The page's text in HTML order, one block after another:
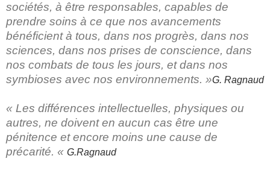
sociétés, à être responsables, capables de
prendre soins à ce que nos avancements
bénéficient à tous, dans nos progrès, dans nos
sciences, dans nos prises de conscience, dans
nos combats de tous les jours, et dans nos
symbioses avec nos environnements. »G. Ragnaud
« Les différences intellectuelles, physiques ou
autres, ne doivent en aucun cas être une
pénitence et encore moins une cause de
précarité. « G.Ragnaud